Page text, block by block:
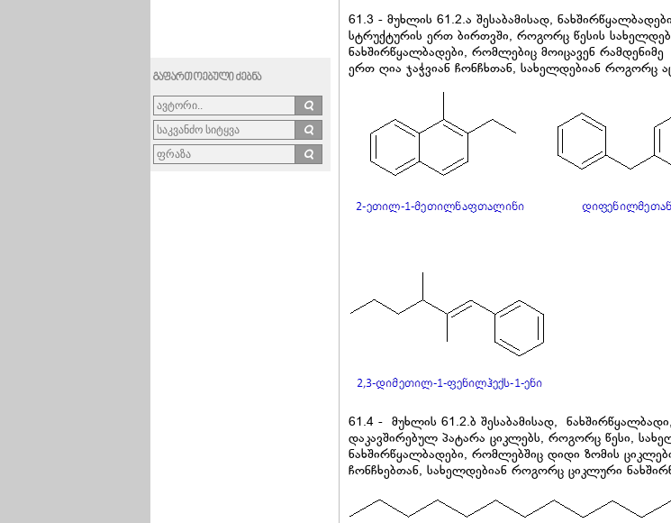
გაფართოებული ძებნა
61.3 - მუხლის 61.2.ა შესაბამისად,
სტრუქტურის ერთ ბირთვში, როგორც წესის
ნახშირწყალბადები, რომლებიც მოიცავენ
ერთ ღია ჯაჭვიან ჩონჩხთან, სახელდებიან როგორც
61.4 - მუხლის 61.2.ბ შესაბამისად,
დაკავშირებულ პატარა ციკლებს, როგორც წესი,
ნახშირწყალბადები, რომლებშიც დიდი ზომის
ჩონჩხებთან, სახელდებიან როგორც ციკლური